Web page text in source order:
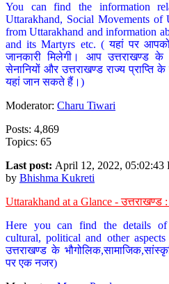
You can find the information
Uttarakhand, Social Movements of
from Uttarakhand and information
and its Martyrs etc. ( यहां पर
जानकारी मिलेगी। आप उत्तराखण्ड के
सेनानियों और उत्तराखण्ड राज्य प्राप्ति
यहां जान सकते हैं।)
Moderator: Charu Tiwari
Posts: 4,869
Topics: 65
Last post: April 12, 2022, 05:02:43
by Bhishma Kukreti
Uttarakhand at a Glance -
Here you can find the details of
cultural, political and other
उत्तराखण्ड के
पर एक नजर)